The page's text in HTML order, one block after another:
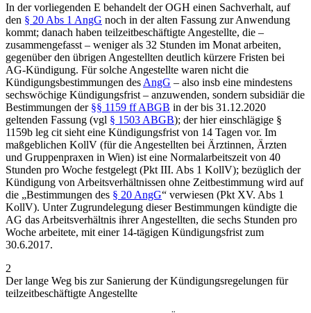
In der vorliegenden E behandelt der OGH einen Sachverhalt, auf
den § 20 Abs 1 AngG noch in der alten Fassung zur Anwendung
kommt; danach haben teilzeitbeschäftigte Angestellte, die –
zusammengefasst – weniger als 32 Stunden im Monat arbeiten,
gegenüber den übrigen Angestellten deutlich kürzere Fristen bei
AG-Kündigung. Für solche Angestellte waren nicht die
Kündigungsbestimmungen des AngG – also insb eine mindestens
sechswöchige Kündigungsfrist – anzuwenden, sondern subsidiär die
Bestimmungen der §§ 1159 ff ABGB in der bis 31.12.2020
geltenden Fassung (vgl § 1503 ABGB); der hier einschlägige §
1159b leg cit sieht eine Kündigungsfrist von 14 Tagen vor. Im
maßgeblichen KollV (für die Angestellten bei Ärztinnen, Ärzten
und Gruppenpraxen in Wien) ist eine Normalarbeitszeit von 40
Stunden pro Woche festgelegt (Pkt III. Abs 1 KollV); bezüglich der
Kündigung von Arbeitsverhältnissen ohne Zeitbestimmung wird auf
die „Bestimmungen des § 20 AngG“ verwiesen (Pkt XV. Abs 1
KollV). Unter Zugrundelegung dieser Bestimmungen kündigte die
AG das Arbeitsverhältnis ihrer Angestellten, die sechs Stunden pro
Woche arbeitete, mit einer 14-tägigen Kündigungsfrist zum
30.6.2017.
2
Der lange Weg bis zur Sanierung der Kündigungsregelungen für
teilzeitbeschäftigte Angestellte